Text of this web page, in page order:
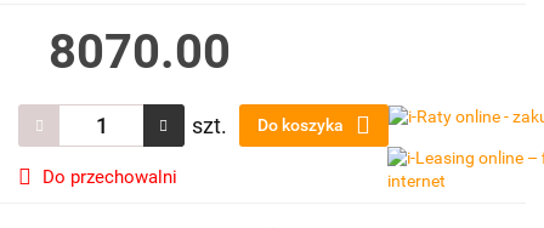
8070.00
szt. Do koszyka
Do przechowalni